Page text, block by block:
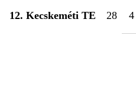
12. Kecskeméti TE 28 4